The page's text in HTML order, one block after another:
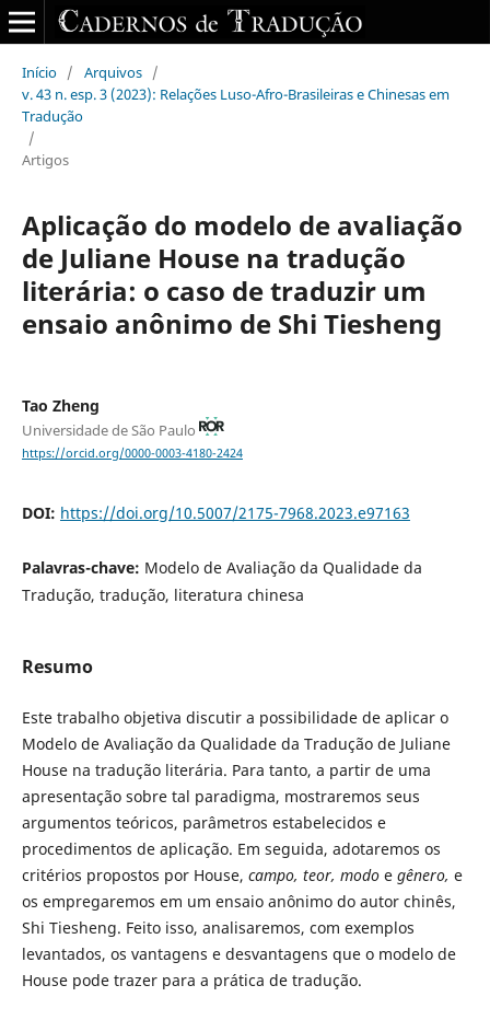
Início / Arquivos /
v. 43 n. esp. 3 (2023): Relações Luso-Afro-Brasileiras e Chinesas em
Tradução
/
Artigos
Aplicação do modelo de avaliação
de Juliane House na tradução
literária: o caso de traduzir um
ensaio anônimo de Shi Tiesheng
Tao Zheng
Universidade de São Paulo
https://orcid.org/0000-0003-4180-2424
DOI: https://doi.org/10.5007/2175-7968.2023.e97163
Palavras-chave: Modelo de Avaliação da Qualidade da
Tradução, tradução, literatura chinesa
Resumo
Este trabalho objetiva discutir a possibilidade de aplicar o
Modelo de Avaliação da Qualidade da Tradução de Juliane
House na tradução literária. Para tanto, a partir de uma
apresentação sobre tal paradigma, mostraremos seus
argumentos teóricos, parâmetros estabelecidos e
procedimentos de aplicação. Em seguida, adotaremos os
critérios propostos por House, campo, teor, modoe gênero, e
os empregaremos em um ensaio anônimo do autor chinês,
Shi Tiesheng. Feito isso, analisaremos, com exemplos
levantados, os vantagens e desvantagens que o modelo de
House pode trazer para a prática de tradução.